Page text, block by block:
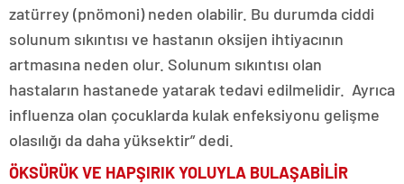
zatürrey (pnömoni) neden olabilir. Bu durumda ciddi
solunum sıkıntısı ve hastanın oksijen ihtiyacının
artmasına neden olur. Solunum sıkıntısı olan
hastaların hastanede yatarak tedavi edilmelidir. Ayrıca
influenza olan çocuklarda kulak enfeksiyonu gelişme
olasılığı da daha yüksektir” dedi.
ÖKSÜRÜK VE HAPŞIRIK YOLUYLA BULAŞABİLİR